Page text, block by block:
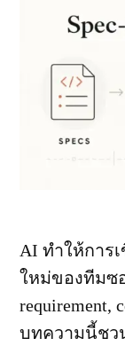
AI ทำให้การ
ใหม่ของทีมซ
requirement,
บทความนี้ชวน